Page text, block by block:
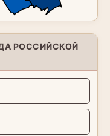
РОССИЙСКОЙ